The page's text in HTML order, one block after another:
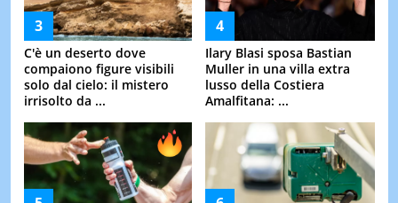
C'è un deserto dove
compaiono figure visibili
solo dal cielo: il mistero
irrisolto da ...
Ilary Blasi sposa Bastian
Muller in una villa extra
lusso della Costiera
Amalfitana: ...